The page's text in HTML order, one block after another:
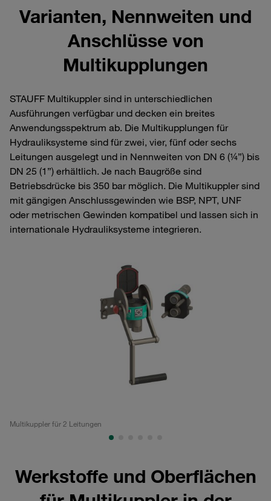
Varianten, Nennweiten und
Anschlüsse von
Multikupplungen
STAUFF Multikuppler sind in unterschiedlichen
Ausführungen verfügbar und decken ein breites
Anwendungsspektrum ab. Die Multikupplungen für
Hydrauliksysteme sind für zwei, vier, fünf oder sechs
Leitungen ausgelegt und in Nennweiten von DN 6 (¼”) bis
DN 25 (1”) erhältlich. Je nach Baugröße sind
Betriebsdrücke bis 350 bar möglich. Die Multikuppler sind
mit gängigen Anschlussgewinden wie BSP, NPT, UNF
oder metrischen Gewinden kompatibel und lassen sich in
internationale Hydrauliksysteme integrieren.
Multikuppler für 2 Leitungen
Werkstoffe und Oberflächen